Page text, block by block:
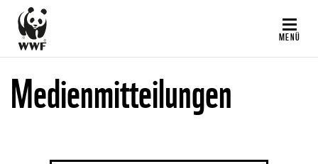
Direkt
zum
Inhalt
MENÜ
Medienmitteilungen